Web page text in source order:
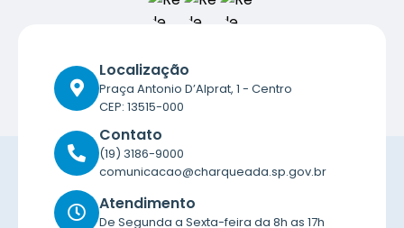
Localização
Praça Antonio D’Alprat, 1 - Centro
CEP: 13515-000
Contato
(19) 3186-9000
comunicacao@charqueada.sp.gov.br
Atendimento
De Segunda a Sexta-feira da 8h as 17h